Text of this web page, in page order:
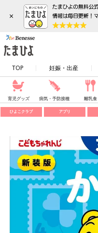
×
TOP 妊娠・出産
育児グッズ 病気・予防接種 離乳食
ひよこクラブ アプリ